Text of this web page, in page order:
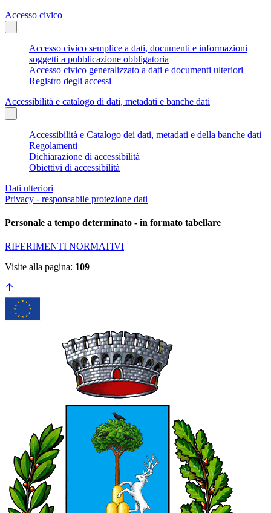
Accesso civico
Accesso civico semplice a dati, documenti e informazioni
soggetti a pubblicazione obbligatoria
Accesso civico generalizzato a dati e documenti ulteriori
Registro degli accessi
Accessibilità e catalogo di dati, metadati e banche dati
Accessibilità e Catalogo dei dati, metadati e della banche dati
Regolamenti
Dichiarazione di accessibilità
Obiettivi di accessibilità
Dati ulteriori
Privacy - responsabile protezione dati
Personale a tempo determinato - in formato tabellare
RIFERIMENTI NORMATIVI
Visite alla pagina: 109